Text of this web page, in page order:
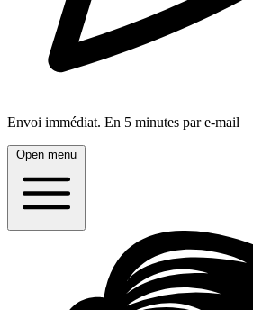
Envoi immédiat. En 5 minutes par e-mail
Open menu